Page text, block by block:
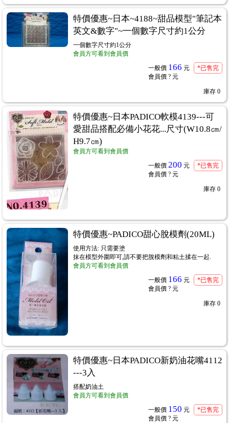
棉紙...297
特價優惠~日本~4188~甜品模型"筆記本
英文&數字"~一個數字尺寸約1公分
一個數字尺寸約1公分
會員方可看到會員價
一般價 166 元
會員價 ? 元
*已售完
庫存 0
特價優惠~日本PADICO軟模4139---可
愛甜品搭配必備小花花...尺寸(W10.8㎝/
H9.7㎝)
會員方可看到會員價
一般價 200 元
會員價 ? 元
*已售完
庫存 0
特價優惠~PADICO甜心脫模劑(20ML)
使用方法: 只需要塗
抹在模型外圍即可,請不要把脫模劑和粘土揉在一起.
會員方可看到會員價
一般價 166 元
會員價 ? 元
*已售完
庫存 0
特價優惠~日本PADICO新奶油花嘴4112
---3入
搭配奶油土
會員方可看到會員價
一般價 150 元
會員價 ? 元
*已售完